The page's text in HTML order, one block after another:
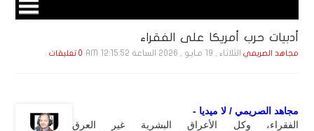
أدبيات حرب أمريكا على الفقراء
مجاهد الصريمي الثلاثاء , 19 مـايـو , 2026 الساعة 12:15:52 AM 0 تعليقات
مجاهد الصريمي / لا ميديا -
الفقراء، وكل الأعراق البشرية غير العرق